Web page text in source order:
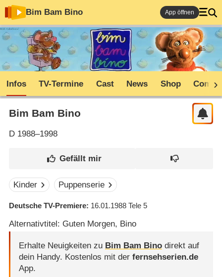
Bim Bam Bino App öffnen
Infos TV-Termine Cast News Shop
Bim Bam Bino
D1988–1998
Kinder Puppenserie
Deutsche TV-Premiere 16.01.1988 Tele 5
Alternativtitel: Guten Morgen, Bino
Erhalte Neuigkeiten zu Bim Bam Binodirekt auf
dein Handy. Kostenlos mit der fernsehserien.de
App.